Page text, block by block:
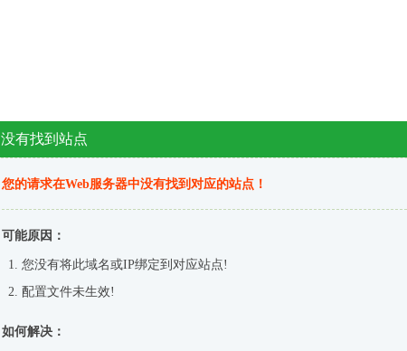
没有找到站点
您的请求在Web服务器中没有找到对应的站点！
可能原因：
您没有将此域名或IP绑定到对应站点!
配置文件未生效!
如何解决：